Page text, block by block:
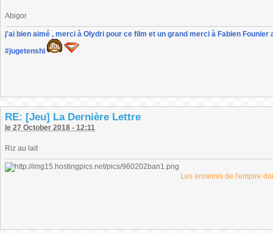
Abigor
j'ai bien aimé , merci à Olydri pour ce film et un grand merci à Fabien
#jugetenshi
RE: [Jeu] La Dernière Lettre
le 27 October 2018 - 12:11
Riz au lait
Les ennemis de l'empire